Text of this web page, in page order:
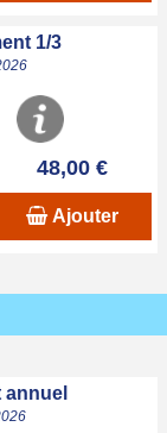
1/3
48,00 €
Ajouter